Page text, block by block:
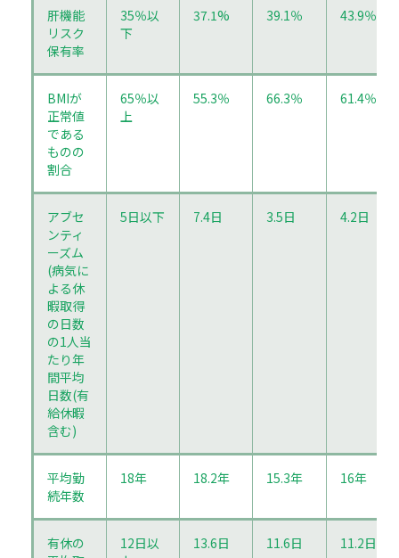
肝機能
リスク
保有率
35％以
下
37.1% 39.1％ 43.9％
BMIが
正常値
である
ものの
割合
65％以
上
55.3％ 66.3％ 61.4％
アブセ
ンティ
ーズム
(病気に
よる休
暇取得
の日数
の1人当
たり年
間平均
日数(有
給休暇
含む)
5日以下 7.4日 3.5日 4.2日
平均勤
続年数
18年 18.2年 15.3年 16年
有休の
12日以
13.6日 11.6日 11.2日